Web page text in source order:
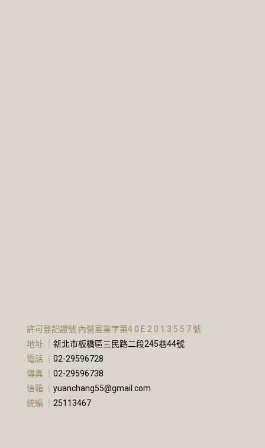
許可登記證號 內營室業字第4 0 E 2 0 1 3 5 5 7 號
地址 ｜ 新北市板橋區三民路二段245巷44號
電話 ｜ 02-29596728
傳真 ｜ 02-29596738
信箱 ｜ yuanchang55@gmail.com
統編 ｜ 25113467